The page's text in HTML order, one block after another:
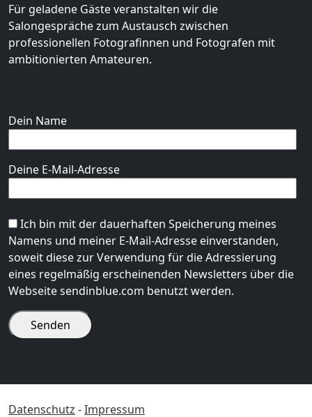
Für geladene Gäste veranstalten wir die
Salongespräche zum Austausch zwischen
professionellen Fotografinnen und Fotografen mit
ambitionierten Amateuren.
Dein Name
Deine E-Mail-Adresse
Ich bin mit der dauerhaften Speicherung meines
Namens und meiner E-Mail-Adresse einverstanden,
soweit diese zur Verwendung für die Adressierung
eines regelmäßig erscheinenden Newsletters über die
Webseite sendinblue.com benutzt werden.
Datenschutz -Impressum